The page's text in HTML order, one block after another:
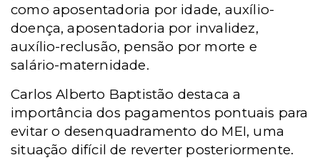
como aposentadoria por idade, auxílio-
doença, aposentadoria por invalidez,
auxílio-reclusão, pensão por morte e
salário-maternidade.
Carlos Alberto Baptistão destaca a
importância dos pagamentos pontuais para
evitar o desenquadramento do MEI, uma
situação difícil de reverter posteriormente.